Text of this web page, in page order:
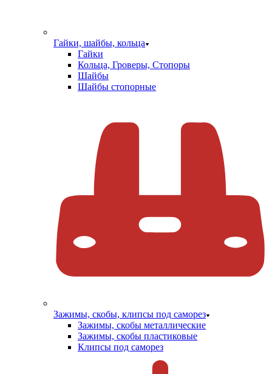
Гайки, шайбы, кольца
Гайки
Кольца, Гроверы, Стопоры
Шайбы
Шайбы стопорные
Зажимы, скобы, клипсы под саморез
Зажимы, скобы металлические
Зажимы, скобы пластиковые
Клипсы под саморез